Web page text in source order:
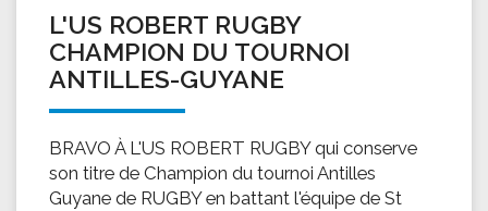
L'US ROBERT RUGBY
CHAMPION DU TOURNOI
ANTILLES-GUYANE
BRAVO À L'US ROBERT RUGBY qui conserve
son titre de Champion du tournoi Antilles
Guyane de RUGBY en battant l'équipe de St